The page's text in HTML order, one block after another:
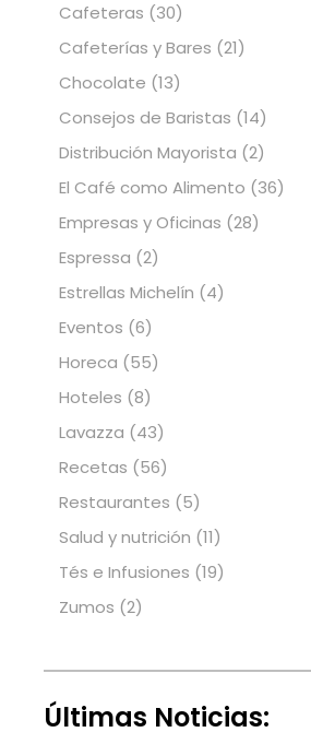
Cafeteras (30)
Cafeterías y Bares (21)
Chocolate (13)
Consejos de Baristas (14)
Distribución Mayorista (2)
El Café como Alimento (36)
Empresas y Oficinas (28)
Espressa (2)
Estrellas Michelín (4)
Eventos (6)
Horeca (55)
Hoteles (8)
Lavazza (43)
Recetas (56)
Restaurantes (5)
Salud y nutrición (11)
Tés e Infusiones (19)
Zumos (2)
Últimas Noticias: